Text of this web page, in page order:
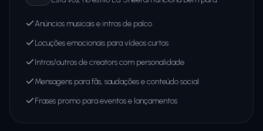
Anúncios musicais e intros de palco
Locuções emocionais para vídeos curtos
Intros/outros de creators com personalidade
Mensagens para fãs, saudações e conteúdo social
Frases promo para eventos e lançamentos